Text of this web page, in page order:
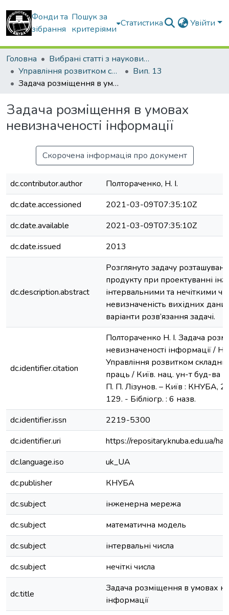
Фонди та
зібрання
Пошук за
критеріями
Статистика Увійти
Головна
Вибрані статті з наукових збірників КНУБА
Управління розвитком складних систем
Вип. 13
Задача розміщення в умовах невизначеності інформації
Задача розміщення в умовах
невизначеності інформації
Скорочена інформація про документ
dc.contributor.author
Полтораченко, Н. І.
dc.date.accessioned
2021-03-09T07:35:10Z
dc.date.available
2021-03-09T07:35:10Z
dc.date.issued
2013
dc.description.abstract
Розглянуто задачу
продукту при проектуванні
інтервальними та нечіткими
невизначеність вихідних
варіанти розв’язання задачі.
dc.identifier.citation
Полтораченко Н. І. Задача
невизначеності інформації /
Управління розвитком
праць / Київ. нац. ун-т буд-ва і
П. П. Лізунов. – Київ : КНУБА,
129. - Бібліогр. : 6 назв.
dc.identifier.issn
2219-5300
dc.identifier.uri
https://repositary.knuba.edu.ua/
dc.language.iso
uk_UA
dc.publisher
КНУБА
dc.subject
інженерна мережа
dc.subject
математична модель
dc.subject
інтервальні числа
dc.subject
нечіткі числа
dc.title
Задача розміщення в умовах
інформації